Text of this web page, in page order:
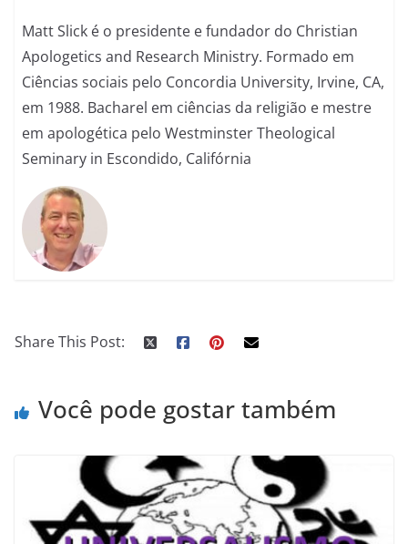
Matt Slick é o presidente e fundador do Christian
Apologetics and Research Ministry. Formado em
Ciências sociais pelo Concordia University, Irvine, CA,
em 1988. Bacharel em ciências da religião e mestre
em apologética pelo Westminster Theological
Seminary in Escondido, Califórnia
Share This Post:
Você pode gostar também